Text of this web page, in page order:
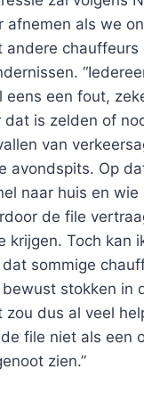
afnemen als we
andere chauffeurs
eens een fout,
dat is zelden of
van
avondspits. Op
naar huis en
de file
krijgen. Toch kan
sommige
stokken in
zou dus al veel
file niet als een
zien.”